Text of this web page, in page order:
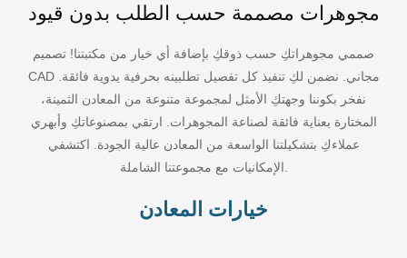
مجوهرات مصممة حسب الطلب بدون قيود
صممي مجوهراتكِ حسب ذوقكِ بإضافة أي خيار من مكتبتنا! تصميم
CAD مجاني. نضمن لكِ تنفيذ كل تفصيل تطلبينه بحرفية يدوية فائقة.
نفخر بكوننا وجهتكِ الأمثل لمجموعة متنوعة من المعادن الثمينة،
المختارة بعناية فائقة لصناعة المجوهرات. ارتقي بمصنوعاتكِ وأبهري
عملاءكِ بتشكيلتنا الواسعة من المعادن عالية الجودة. اكتشفي
خيارات المعادن